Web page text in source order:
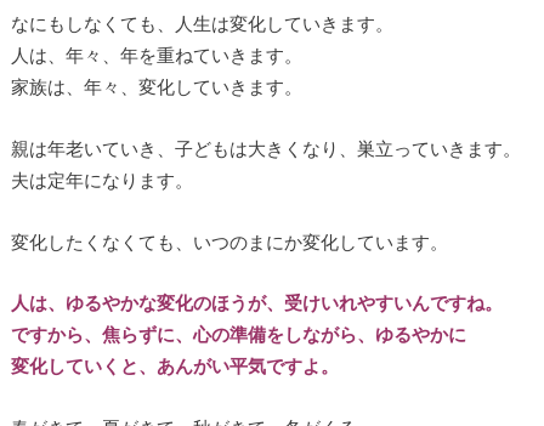
なにもしなくても、人生は変化していきます。
人は、年々、年を重ねていきます。
家族は、年々、変化していきます。
親は年老いていき、子どもは大きくなり、巣立っていきます。
夫は定年になります。
変化したくなくても、いつのまにか変化しています。
人は、ゆるやかな変化のほうが、受けいれやすいんですね。
ですから、焦らずに、心の準備をしながら、ゆるやかに
変化していくと、あんがい平気ですよ。